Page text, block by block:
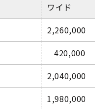
ワイド
2,260,000
420,000
2,040,000
1,980,000